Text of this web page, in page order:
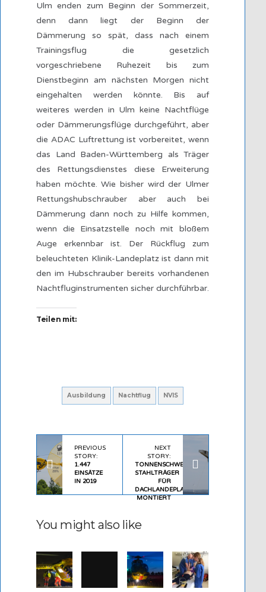
Ulm enden zum Beginn der Sommerzeit,
denn dann liegt der Beginn der
Dämmerung so spät, dass nach einem
Trainingsflug die gesetzlich
vorgeschriebene Ruhezeit bis zum
Dienstbeginn am nächsten Morgen nicht
eingehalten werden könnte. Bis auf
weiteres werden in Ulm keine Nachtflüge
oder Dämmerungsflüge durchgeführt, aber
die ADAC Luftrettung ist vorbereitet, wenn
das Land Baden-Württemberg als Träger
des Rettungsdienstes diese Erweiterung
haben möchte. Wie bisher wird der Ulmer
Rettungshubschrauber aber auch bei
Dämmerung dann noch zu Hilfe kommen,
wenn die Einsatzstelle noch mit bloßem
Auge erkennbar ist. Der Rückflug zum
beleuchteten Klinik-Landeplatz ist dann mit
den im Hubschrauber bereits vorhandenen
Nachtfluginstrumenten sicher durchführbar.
Teilen mit:
Ausbildung Nachtflug NVIS
PREVIOUS
STORY:
1.447
EINSÄTZE
IN 2019
NEXT
STORY:
TONNENSCHWERE
STAHLTRÄGER
FÜR
DACHLANDEPLATZ
MONTIERT
You might also like